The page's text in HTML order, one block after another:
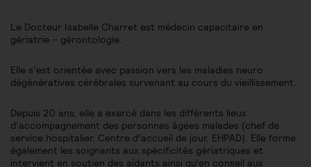
Le Docteur Isabelle Charret est médecin capacitaire en
gériatrie – gérontologie.
Elle s’est orientée avec passion vers les maladies neuro
dégénératives cérébrales survenant au cours du vieillissement.
Depuis 20 ans, elle a exercé dans les différents lieux
d’accompagnement des personnes âgées malades (chef de
service hospitalier, Centre d’accueil de jour, EHPAD). Elle forme
également les soignants aux spécificités gériatriques et
intervient en soutien des aidants ainsi qu’en conseil aux